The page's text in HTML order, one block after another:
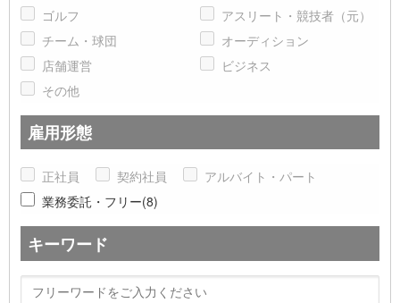
ゴルフ
アスリート・競技者（元）
チーム・球団
オーディション
店舗運営
ビジネス
その他
雇用形態
正社員 契約社員
アルバイト・パート
業務委託・フリー(8)
キーワード